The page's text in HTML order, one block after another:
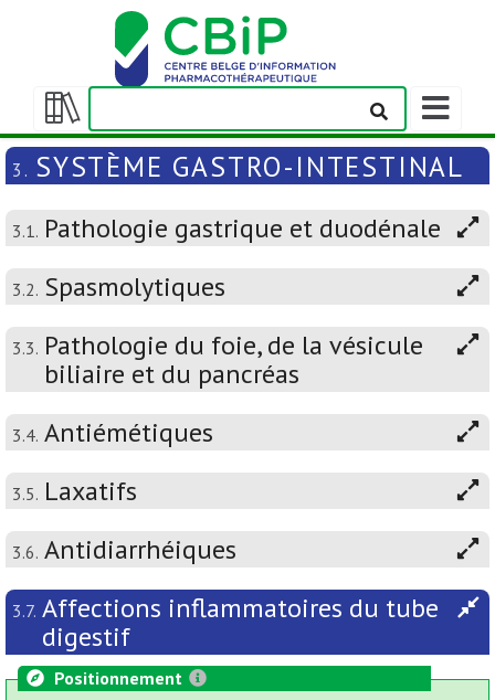
Afficher/masquer
la
table
matières
Afficher/
la
barre
de
navigation
3. SYSTÈME GASTRO-INTESTINAL
3.1. Pathologie gastrique et duodénale
3.2. Spasmolytiques
3.3. Pathologie du foie, de la vésicule
biliaire et du pancréas
3.4. Antiémétiques
3.5. Laxatifs
3.6. Antidiarrhéiques
3.7. Affections inflammatoires du tube
digestif
Positionnement